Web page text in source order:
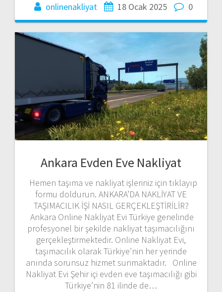
onlinenakliyat 18 Ocak 2025 0
Ankara Evden Eve Nakliyat
Hemen taşıma ve nakliyat işleriniz için tıklayıp
formu doldurun. ANKARA’DA NAKLİYAT VE
TAŞIMACILIK İŞİ NASIL GERÇEKLEŞTİRİLİR?
Ankara Online Nakliyat Evi Türkiye genelinde
profesyonel bir şekilde nakliyat taşımacılığını
gerçekleştirmektedir. Online Nakliyat Evi,
taşımacılık olarak Türkiye’nin her yerinde
anında sorunsuz hizmet sunmaktadır. Online
Nakliyat Evi Şehir içi evden eve taşımacılığı gibi
Türkiye’nin 81 ilinde de…